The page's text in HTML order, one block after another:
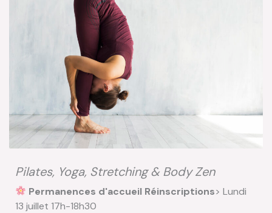
Pilates, Yoga, Stretching & Body Zen
Permanences d'accueil Réinscriptions> Lundi
13 juillet 17h-18h30